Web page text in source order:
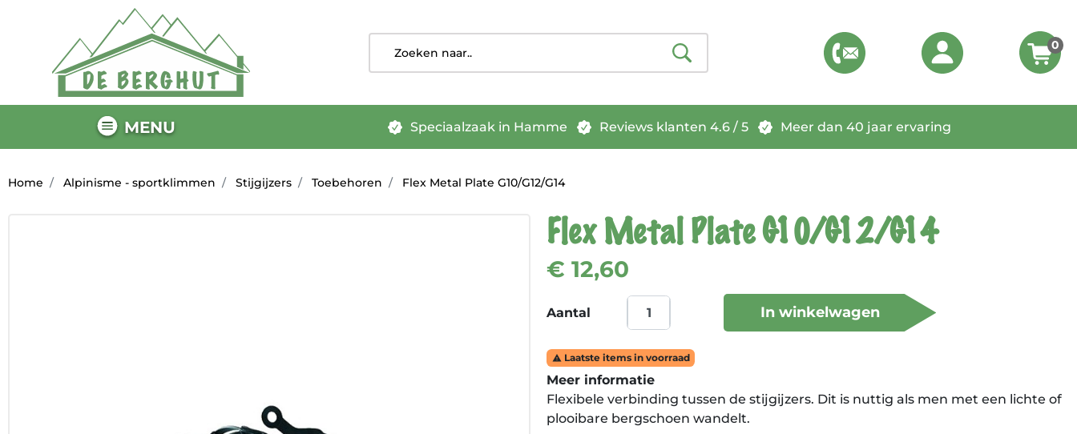
0
MENU Speciaalzaak in Hamme Reviews klanten 4.6 / 5 Meer dan 40 jaar ervaring
Home Alpinisme - sportklimmen Stijgijzers Toebehoren Flex Metal Plate G10/G12/G14
Flex Metal Plate G10/G12/G14
€ 12,60
Aantal In winkelwagen
 Laatste items in voorraad
Meer informatie
Flexibele verbinding tussen de stijgijzers. Dit is nuttig als men met een lichte of
plooibare bergschoen wandelt.